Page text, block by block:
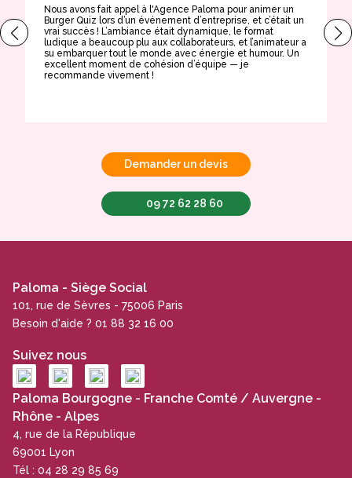
Nous avons fait appel à l'Agence Paloma pour animer un
Burger Quiz lors d’un événement d’entreprise, et c’était un
vrai succès ! L’ambiance était dynamique, le format
ludique a beaucoup plu aux collaborateurs, et l’animateur a
su embarquer tout le monde avec énergie et humour. Un
excellent moment de cohésion d’équipe — je
recommande vivement !
Demander un devis
09 72 62 28 60
Paloma - Siège Social
101, rue de Sèvres - 75006 Paris
Besoin d'aide ? 01 88 32 16 00
Suivez nous
Paloma Bourgogne - Franche Comté / Auvergne -
Rhône - Alpes
4, rue de la République
69001 Lyon
Tél : 04 28 29 85 69